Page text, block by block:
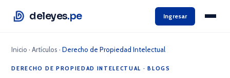
deleyes.pe Ingresar
Inicio ·Artículos ·Derecho de Propiedad Intelectual
DERECHO DE PROPIEDAD INTELECTUAL ·BLOGS